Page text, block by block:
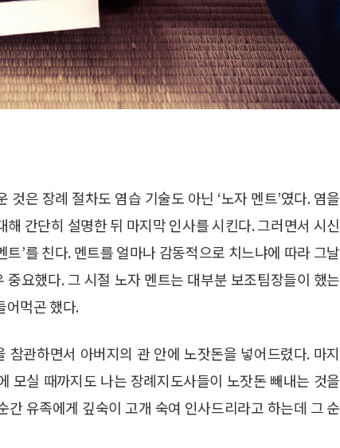
은 장례 절차도 염습 기술도 아닌 ‘노자 멘트’였다. 염을
간단히 설명한 뒤 마지막 인사를 시킨다. 그러면서 시신
’를 친다. 멘트를 얼마나 감동적으로 치느냐에 따라 그날
요했다. 그 시절 노자 멘트는 대부분 보조팀장들이 했는
어먹곤 했다.
관하면서 아버지의 관 안에 노잣돈을 넣어드렸다. 마지
모실 때까지도 나는 장례지도사들이 노잣돈 빼내는 것을
유족에게 깊숙이 고개 숙여 인사드리라고 하는데 그 순